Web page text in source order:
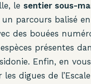
le sentier sous-
un parcours balisé
des bouées
présentes
Enfin, en vous
digues de